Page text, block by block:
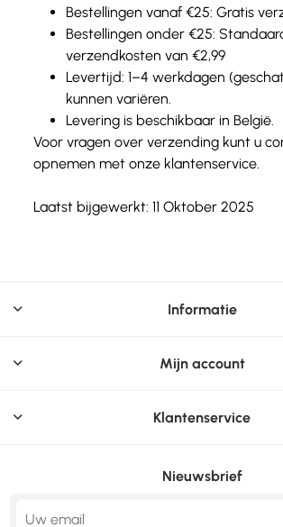
Bestellingen vanaf €25: Gratis
Bestellingen onder €25:
verzendkosten van €2,99
Levertijd: 1–4 werkdagen
kunnen variëren.
Levering is beschikbaar in België.
Voor vragen over verzending kunt u
opnemen met onze klantenservice.
Laatst bijgewerkt: 11 Oktober 2025
Informatie
Mijn account
Klantenservice
Nieuwsbrief